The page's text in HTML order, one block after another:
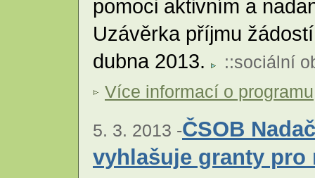
pomoci aktivním a
Uzávěrka příjmu
dubna 2013.
::sociální
Více informací o programu
5. 3. 2013 -ČSOB
vyhlašuje granty pro